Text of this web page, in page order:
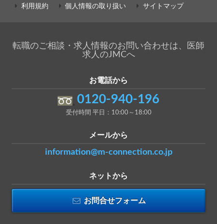
利用規約
個人情報の取り扱い サイトマップ
転職のご相談・求人情報のお問い合わせは、医師
求人のJMCへ
お電話から
0120-940-196
受付時間 平日：10:00～18:00
メールから
information@m-connection.co.jp
ネットから
お問合せフォーム